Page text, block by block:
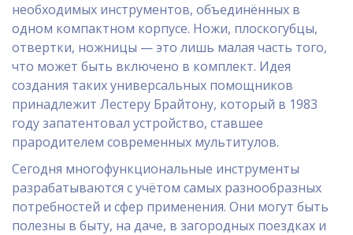
необходимых инструментов, объединённых в
одном компактном корпусе. Ножи, плоскогубцы,
отвертки, ножницы — это лишь малая часть того,
что может быть включено в комплект. Идея
создания таких универсальных помощников
принадлежит Лестеру Брайтону, который в 1983
году запатентовал устройство, ставшее
прародителем современных мультитулов.
Сегодня многофункциональные инструменты
разрабатываются с учётом самых разнообразных
потребностей и сфер применения. Они могут быть
полезны в быту, на даче, в загородных поездках и